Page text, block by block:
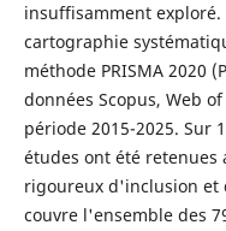
insuffisamment
cartographie
méthode PRISMA 2020
données Scopus, Web
période 2015-2025. Sur
études ont été retenues
rigoureux d'inclusion et
couvre l'ensemble des